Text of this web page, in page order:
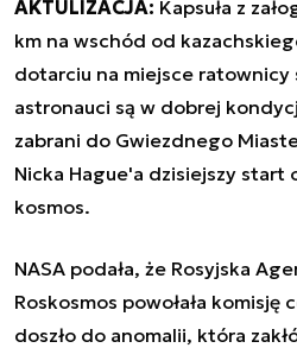
AKTULIZACJA: Kapsuła z
km na wschód od
dotarciu na miejsce ratownicy
astronauci są w dobrej
zabrani do Gwiezdnego
Nicka Hague'a dzisiejszy start
kosmos.
NASA podała, że Rosyjska
Roskosmos powołała komisję
doszło do anomalii, która